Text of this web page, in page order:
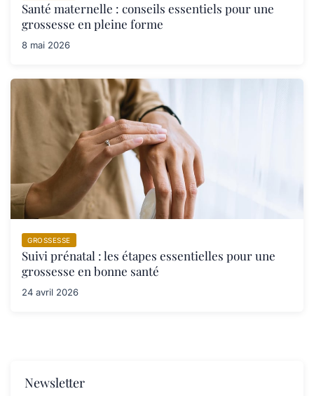
Santé maternelle : conseils essentiels pour une
grossesse en pleine forme
8 mai 2026
GROSSESSE
Suivi prénatal : les étapes essentielles pour une
grossesse en bonne santé
24 avril 2026
Newsletter